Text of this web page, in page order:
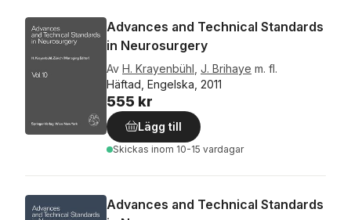
Advances and Technical Standards
in Neurosurgery
Av H. Krayenbühl J. Brihaye m. fl.
Häftad, Engelska, 2011
555 kr
Lägg till
Skickas inom 10-15 vardagar
Advances and Technical Standards